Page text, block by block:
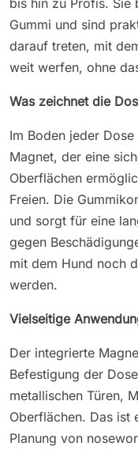
Gummi und sind
darauf treten, mit
weit werfen, ohne
Was zeichnet die
Im Boden jeder
Magnet, der eine
Oberflächen
Freien. Die
und sorgt für eine
gegen
mit dem Hund noch
werden.
Vielseitige
Der integrierte
Befestigung der
metallischen Türen,
Oberflächen. Das ist
Planung von